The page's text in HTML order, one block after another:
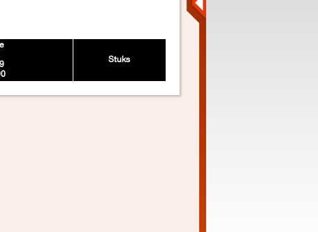
Stuks